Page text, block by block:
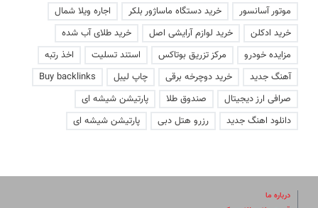
موتور آسانسور خرید دستگاه ماساژور بلکر
اجاره ویلا شمال
خرید ادکلن
خرید لوازم آرایشی اصل
خرید طلای آب شده
مزایده خودرو
مرکز تزریق بوتاکس استند تسلیت
اخذ رتبه
آهنگ جدید
خرید دوچرخه برقی چاپ لیبل
Buy backlinks
صرافی ارز دیجیتال
صندوق طلا
پارتیشن شیشه ای
دانلود اهنگ جدید
رزرو هتل دبی پارتیشن شیشه ای
درباره ما